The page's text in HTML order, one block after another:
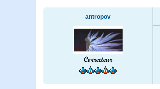
antropov
Correcteur